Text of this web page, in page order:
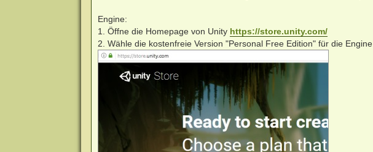
Engine:
1. Öffne die Homepage von Unity https://store.unity.com/
2. Wähle die kostenfreie Version "Personal Free Edition" für die Engine